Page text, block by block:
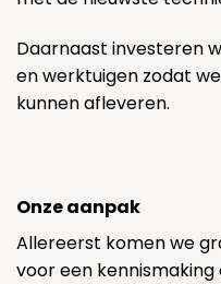
Daarnaast investeren
en werktuigen zodat
kunnen afleveren.
Onze aanpak
Allereerst komen we
voor een